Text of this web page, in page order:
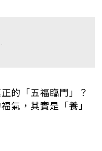
的「五福臨門」？
氣，其實是「養」